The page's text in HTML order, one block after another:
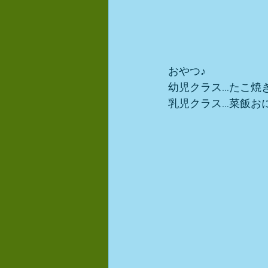
おやつ♪
幼児クラス…たこ焼
乳児クラス…菜飯お